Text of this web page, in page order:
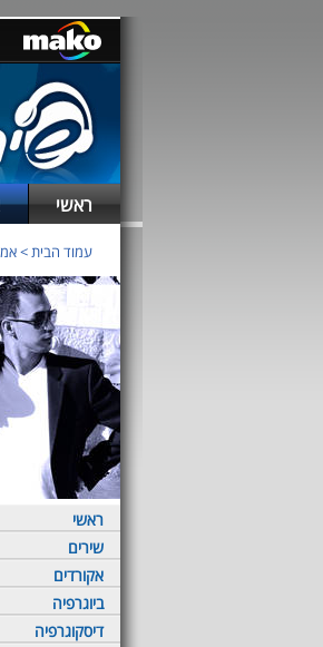
ראשי
עמוד הבית>
ראשי
שירים
אקורדים
ביוגרפיה
דיסקוגרפיה